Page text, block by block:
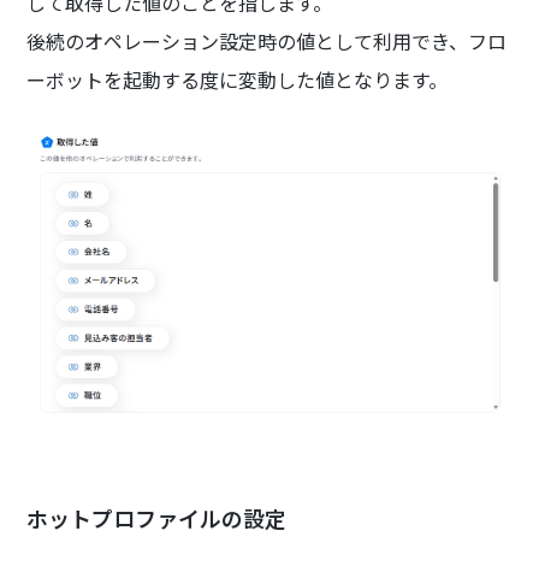
後続のオペレーション設定時の値として利用でき、フロ
ーボットを起動する度に変動した値となります。
ホットプロファイルの設定